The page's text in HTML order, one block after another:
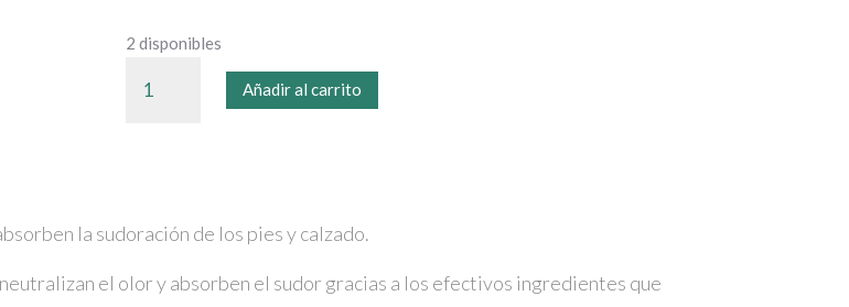
2 disponibles
desodorantes
cantidad
Añadir al carrito
la sudoración de los pies y calzado.
el olor y absorben el sudor gracias a los efectivos ingredientes que